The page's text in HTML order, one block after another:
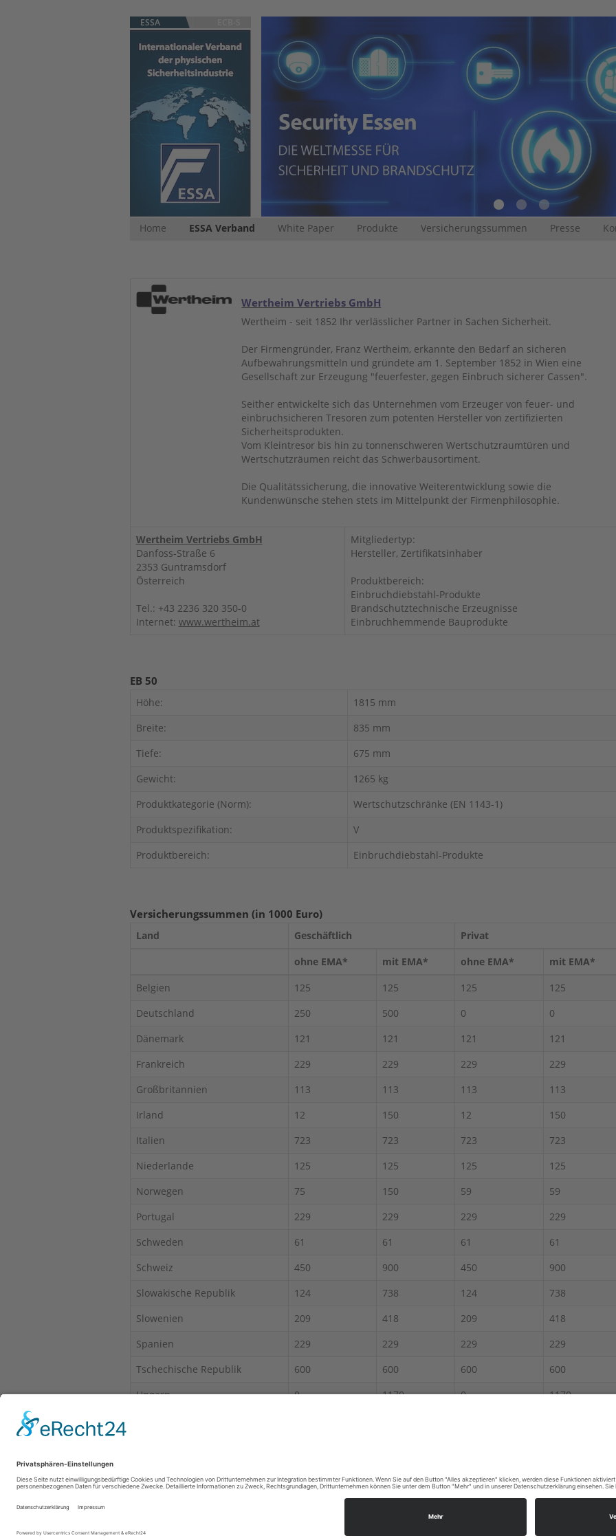
ESSA
Home ESSA Verband White Paper Produkte Versicherungssummen Presse
Wertheim Vertriebs GmbH
Wertheim - seit 1852 Ihr verlässlicher Partner in Sachen Sicherheit.
Der Firmengründer, Franz Wertheim, erkannte den Bedarf an sicheren
Aufbewahrungsmitteln und gründete am 1. September 1852 in Wien eine
Gesellschaft zur Erzeugung "feuerfester, gegen Einbruch sicherer Cassen".
Seither entwickelte sich das Unternehmen vom Erzeuger von feuer- und
einbruchsicheren Tresoren zum potenten Hersteller von zertifizierten
Sicherheitsprodukten.
Vom Kleintresor bis hin zu tonnenschweren Wertschutzraumtüren und
Wertschutzräumen reicht das Schwerbausortiment.
Die Qualitätssicherung, die innovative Weiterentwicklung sowie die
Kundenwünsche stehen stets im Mittelpunkt der Firmenphilosophie.
Wertheim Vertriebs GmbH
Danfoss-Straße 6
2353 Guntramsdorf
Österreich
Tel.: +43 2236 320 350-0
Internet: www.wertheim.at
Mitgliedertyp:
Hersteller, Zertifikatsinhaber
Produktbereich:
Einbruchdiebstahl-Produkte
Brandschutztechnische Erzeugnisse
Einbruchhemmende Bauprodukte
EB 50
Höhe:
1815 mm
Breite:
835 mm
Tiefe:
675 mm
Gewicht:
1265 kg
Produktkategorie (Norm):
Wertschutzschränke (EN 1143-1)
Produktspezifikation:
V
Produktbereich:
Einbruchdiebstahl-Produkte
Versicherungssummen (in 1000 Euro)
Land Geschäftlich
Privat
ohne EMA*
mit EMA* ohne EMA*
mit EMA*
Belgien
125 125 125
125
Deutschland
250 500 0
0
Dänemark
121 121 121
121
Frankreich
229 229 229
229
Großbritannien
113 113 113
113
Irland
12 150 12
150
Italien
723 723 723
723
Niederlande
125 125 125
125
Norwegen
75 150 59
59
Portugal
229 229 229
229
Schweden
61 61 61
61
Schweiz
450 900 450
900
Slowakische Republik
124 738 124
738
Slowenien
209 418 209
418
Spanien
229 229 229
229
Tschechische Republik
600 600 600
600
Ungarn
0 1170 0
1170